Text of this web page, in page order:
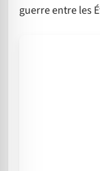
guerre entre les